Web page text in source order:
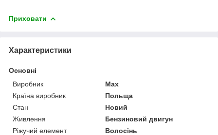
Приховати
Характеристики
Основні
Виробник
Max
Країна виробник
Польща
Стан
Новий
Живлення
Бензиновий двигун
Ріжучий елемент
Волосінь